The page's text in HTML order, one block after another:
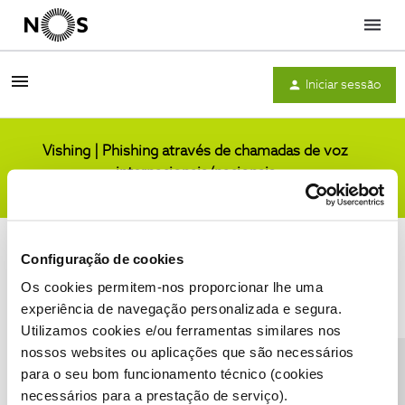
Configuração de cookies
Os cookies permitem-nos proporcionar lhe uma
experiência de navegação personalizada e segura.
Utilizamos cookies e/ou ferramentas similares nos
nossos websites ou aplicações que são necessários
para o seu bom funcionamento técnico (cookies
necessários para a prestação de serviço).
Menu
Iniciar sessão
Vishing | Phishing através de chamadas de voz
internacionais/nacionais
Condições do Fórum NOS Accessibility statement